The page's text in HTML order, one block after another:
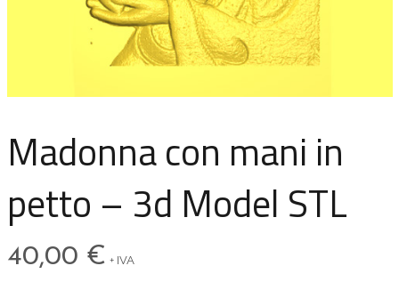
Madonna con mani in
petto – 3d Model STL
40,00 € + IVA